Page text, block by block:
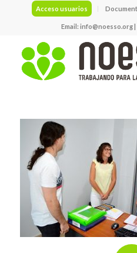
Acceso usuarios
Email:info@noesso.org|